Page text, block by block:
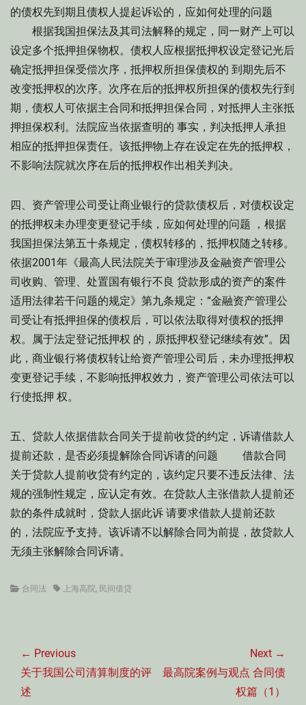
的债权先到期且债权人提起诉讼的，应如何处理的问题
根据我国担保法及其司法解释的规定，同一财产上可以
设定多个抵押担保物权。债权人应根据抵押权设定登记光后
确定抵押担保受偿次序，抵押权所担保债权的 到期先后不
改变抵押权的次序。次序在后的抵押权所担保的债权先行到
期，债权人可依据主合同和抵押担保合同，对抵押人主张抵
押担保权利。法院应当依据查明的 事实，判决抵押人承担
相应的抵押担保责任。该抵押物上存在设定在先的抵押权，
不影响法院就次序在后的抵押权作出相关判决。
四、资产管理公司受让商业银行的贷款债权后，对债权设定
的抵押权未办理变更登记手续，应如何处理的问题 ，根据
我国担保法第五十条规定，债权转移的，抵押权随之转移。
依据2001年《最高人民法院关于审理涉及金融资产管理公
司收购、管理、处置国有银行不良 贷款形成的资产的案件
适用法律若干问题的规定》第九条规定：“金融资产管理公
司受让有抵押担保的债权后，可以依法取得对债权的抵押
权。属于法定登记抵押权 的，原抵押权登记继续有效”。因
此，商业银行将债权转让给资产管理公司后，未办理抵押权
变更登记手续，不影响抵押权效力，资产管理公司依法可以
行使抵押 权。
五、贷款人依据借款合同关于提前收贷的约定，诉请借款人
提前还款，是否必须提解除合同诉请的问题 借款合同
关于贷款人提前收贷有约定的，该约定只要不违反法律、法
规的强制性规定，应认定有效。在贷款人主张借款人提前还
款的条件成就时，贷款人据此诉 请要求借款人提前还款
的，法院应予支持。该诉请不以解除合同为前提，故贷款人
无须主张解除合同诉请。
Categories
合同法 Tags上海高院, 民间借贷
章
导
航
← Previous
Previous
post:
关于我国公司清算制度的评
述
Next →
Next
最高院案例与观点 合同债
权篇（1）